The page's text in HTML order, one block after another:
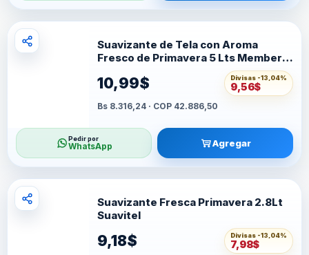
Suavizante de Tela con Aroma
Fresco de Primavera 5 Lts Member's
10,99$ Divisas -13,04%
9,56$
Bs 8.316,24 · COP 42.886,50
Pedir por
WhatsApp Agregar
Suavizante Fresca Primavera 2.8Lt
Suavitel
9,18$ Divisas -13,04%
7,98$